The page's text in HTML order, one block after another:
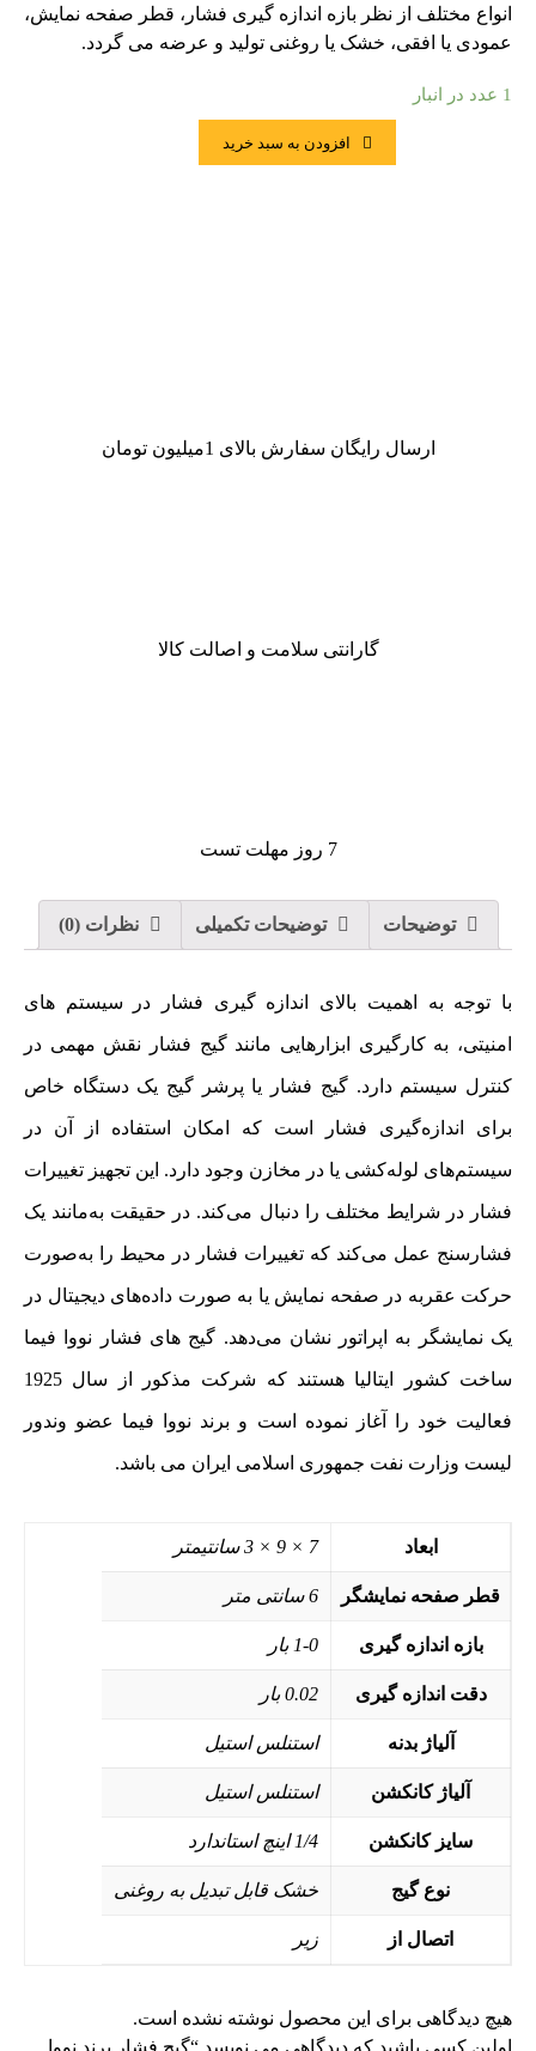
انواع مختلف از نظر بازه اندازه گیری فشار، قطر صفحه نمایش،
عمودی یا افقی، خشک یا روغنی تولید و عرضه می گردد.
1 عدد در انبار
افزودن به سبد خرید
ارسال رایگان سفارش بالای 1میلیون تومان
گارانتی سلامت و اصالت کالا
7 روز مهلت تست
توضیحات توضیحات تکمیلی نظرات (0)
با توجه به اهمیت بالای اندازه گیری فشار در سیستم های
امنیتی، به کارگیری ابزارهایی مانند گیج فشار نقش مهمی در
کنترل سیستم دارد. گیج فشار یا پرشر گیج یک دستگاه خاص
برای اندازه‌گیری فشار است که امکان استفاده از آن در
سیستم‌های لوله‌کشی یا در مخازن وجود دارد. این تجهیز تغییرات
فشار در شرایط مختلف را دنبال می‌کند. در حقیقت به‌مانند یک
فشارسنج عمل می‌کند که تغییرات فشار در محیط را به‌صورت
حرکت عقربه در صفحه‌ نمایش یا به صورت داده‌های دیجیتال در
یک نمایشگر به اپراتور نشان می‌دهد. گیج های فشار نووا فیما
ساخت کشور ایتالیا هستند که شرکت مذکور از سال 1925
فعالیت خود را آغاز نموده است و برند نووا فیما عضو وندور
لیست وزارت نفت جمهوری اسلامی ایران می باشد.
ابعاد 7 × 9 × 3 سانتیمتر
قطر صفحه نمایشگر 6 سانتی متر
بازه اندازه گیری 1-0 بار
دقت اندازه گیری 0.02 بار
آلیاژ بدنه استنلس استیل
آلیاژ کانکشن استنلس استیل
سایز کانکشن 1/4 اینچ استاندارد
نوع گیج خشک قابل تبدیل به روغنی
اتصال از زیر
هیچ دیدگاهی برای این محصول نوشته نشده است.
اولین کسی باشید که دیدگاهی می نویسد “گیج فشار برند نووا